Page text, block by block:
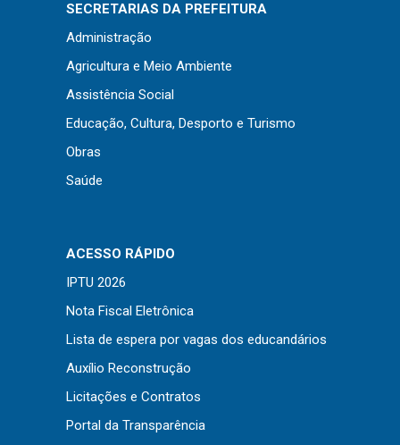
Licitações
Dispensas e Inexigibilidades
Chamamentos Públicos
Leis, Decretos e Portarias
Transparência
Radar da Transparência
Cespro
Outros
Downloads
SECRETARIAS DA PREFEITURA
Administração
Agricultura e Meio Ambiente
Assistência Social
Educação, Cultura, Desporto e Turismo
Obras
Saúde
ACESSO RÁPIDO
IPTU 2026
Nota Fiscal Eletrônica
Lista de espera por vagas dos educandários
Auxílio Reconstrução
Licitações e Contratos
Portal da Transparência